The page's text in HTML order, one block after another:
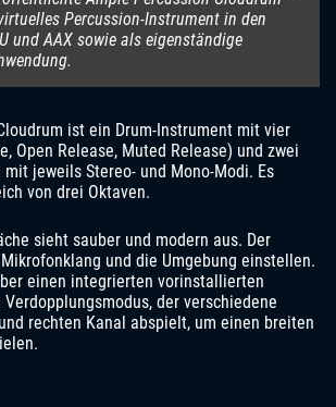
Percussion-Instrument in den
und AAX sowie als eigenständige
ist ein Drum-Instrument mit vier
Open Release, Muted Release) und zwei
jeweils Stereo- und Mono-Modi. Es
von drei Oktaven.
sieht sauber und modern aus. Der
und die Umgebung einstellen.
einen integrierten vorinstallierten
der verschiedene
rechten Kanal abspielt, um einen breiten